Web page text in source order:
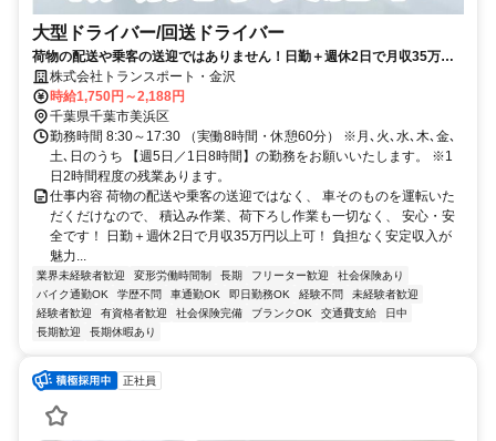
大型ドライバー/回送ドライバー
荷物の配送や乗客の送迎ではありません！日勤＋週休2日で月収35万円
以上可！荷物の積み降ろしなし！
株式会社トランスポート・金沢
時給1,750円～2,188円
千葉県千葉市美浜区
勤務時間 8:30～17:30 （実働8時間・休憩60分） ※月､火､水､木､金､
土､日のうち 【週5日／1日8時間】の勤務をお願いいたします。 ※1
日2時間程度の残業あります。
仕事内容 荷物の配送や乗客の送迎ではなく、 車そのものを運転いた
だくだけなので、 積込み作業、荷下ろし作業も一切なく、 安心・安
全です！ 日勤＋週休2日で月収35万円以上可！ 負担なく安定収入が
魅力...
業界未経験者歓迎 変形労働時間制 長期 フリーター歓迎
社会保険あり
バイク通勤OK
学歴不問 車通勤OK 即日勤務OK 経験不問
未経験者歓迎
経験者歓迎
有資格者歓迎 社会保険完備 ブランクOK 交通費支給
日中
長期歓迎
長期休暇あり
正社員